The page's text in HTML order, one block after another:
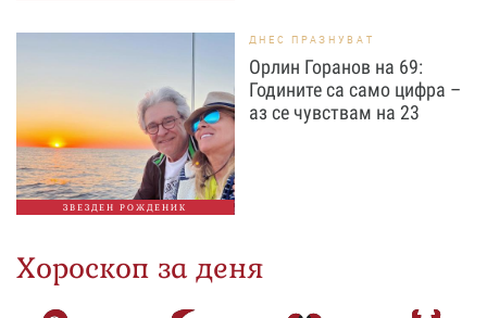
ЗВЕЗДЕН РОЖДЕНИК
ДНЕС ПРАЗНУВАТ
Орлин Горанов на 69:
Годините са само цифра –
аз се чувствам на 23
Хороскоп за деня